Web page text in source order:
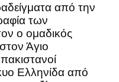
από την
των
ο ομαδικός
Άγιο
Ελληνίδα από